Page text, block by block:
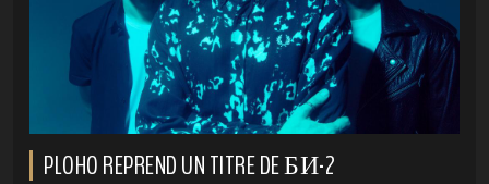
PLOHO REPREND UN TITRE DE БИ-2